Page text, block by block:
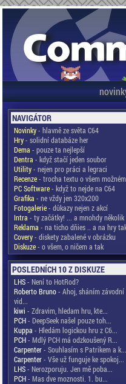
NAVIGÁTOR
Novinky- hlavně ze světa C64
Hry- solidní databáze her
Dema - pouze ta nejlepší
Dentra - když stačí jeden soubor
Utility- nejen pro práci a legraci
Recenze- trocha textu o všem možném
PC Software- když to nejde na C64
Grafika - ne vždy jen 320x200
Fotogalerie- důkazy nejen z akcí
Intra - ty začátky! ... a mnohdy několik
Reklama - na ticho dňies .. a na hry
Covery- diskety zabalené v obrázku
Diskuze- o všem, o ničem a tak
POSLEDNÍCH 10 Z DISKUZE
LHS- Není to HotRod?
Roberto Bruno- Ahoj, sháním závodní
vid...
kiwi - Zdravim, hledam hru, kte...
PCH- DeepSeek našel pouze toh...
Kuppa - Hledám logickou hru z C6...
PCH- Mdlý PCH má odzkoušený R...
Carpenter- Souhlasím s Patrikem a k...
Carpenter- Vše už funguje ke spokoj...
LHS- Nerozporuju. Jen mě poba...
PCH- Mas dve moznosti. 1. bu...